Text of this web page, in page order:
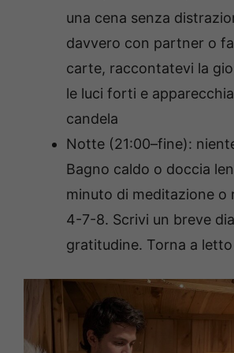
una cena senza
davvero con partner o
carte, raccontatevi la
le luci forti e
candela
Notte (21:00–fine): n
Bagno caldo o doccia
minuto di meditazione o
4-7-8. Scrivi un breve
gratitudine. Torna a